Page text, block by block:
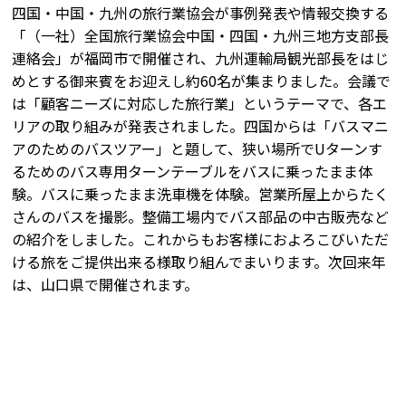
四国・中国・九州の旅行業協会が事例発表や情報交換する
「（一社）全国旅行業協会中国・四国・九州三地方支部長
連絡会」が福岡市で開催され、九州運輸局観光部長をはじ
めとする御来賓をお迎えし約60名が集まりました。会議で
は「顧客ニーズに対応した旅行業」というテーマで、各エ
リアの取り組みが発表されました。四国からは「バスマニ
アのためのバスツアー」と題して、狭い場所でUターンす
るためのバス専用ターンテーブルをバスに乗ったまま体
験。バスに乗ったまま洗車機を体験。営業所屋上からたく
さんのバスを撮影。整備工場内でバス部品の中古販売など
の紹介をしました。これからもお客様におよろこびいただ
ける旅をご提供出来る様取り組んでまいります。次回来年
は、山口県で開催されます。